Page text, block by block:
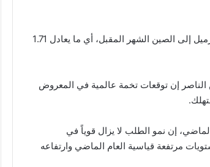
» السعودية سترسل ما لا يقل عن 53 مليون برميل إلى الصين الشهر المقبل، أي ما يعادل 1.71
الناصر إن توقعات تخمة عالمية في المعروض
إن نمو الطلب لا يزال قوياً في
مرتفعة قياسية العام الماضي وارتفاعه